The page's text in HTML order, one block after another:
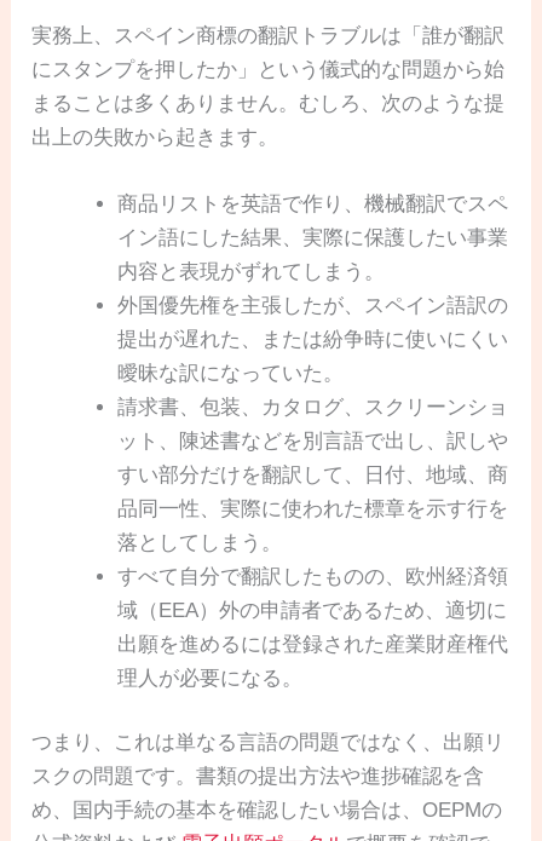
実務上、スペイン商標の翻訳トラブルは「誰が翻訳
にスタンプを押したか」という儀式的な問題から始
まることは多くありません。むしろ、次のような提
出上の失敗から起きます。
商品リストを英語で作り、機械翻訳でスペ
イン語にした結果、実際に保護したい事業
内容と表現がずれてしまう。
外国優先権を主張したが、スペイン語訳の
提出が遅れた、または紛争時に使いにくい
曖昧な訳になっていた。
請求書、包装、カタログ、スクリーンショ
ット、陳述書などを別言語で出し、訳しや
すい部分だけを翻訳して、日付、地域、商
品同一性、実際に使われた標章を示す行を
落としてしまう。
すべて自分で翻訳したものの、欧州経済領
域（EEA）外の申請者であるため、適切に
出願を進めるには登録された産業財産権代
理人が必要になる。
つまり、これは単なる言語の問題ではなく、出願リ
スクの問題です。書類の提出方法や進捗確認を含
め、国内手続の基本を確認したい場合は、OEPMの